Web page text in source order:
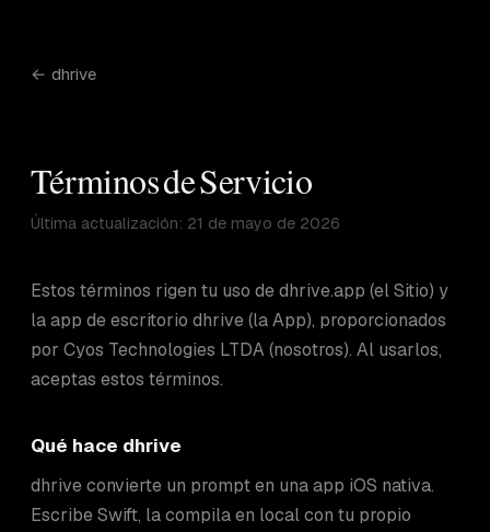
← dhrive
Términos de Servicio
Última actualización: 21 de mayo de 2026
Estos términos rigen tu uso de dhrive.app (el Sitio) y
la app de escritorio dhrive (la App), proporcionados
por Cyos Technologies LTDA (nosotros). Al usarlos,
aceptas estos términos.
Qué hace dhrive
dhrive convierte un prompt en una app iOS nativa.
Escribe Swift, la compila en local con tu propio